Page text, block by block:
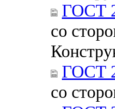
ГОСТ
со
ГОСТ
со